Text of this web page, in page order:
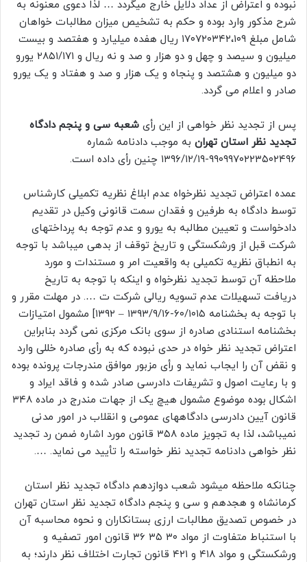
نبوده و اعتراض از عداد دلایل خارج میگردد … لذا دعوی معنونه به
شرح مذکور وارد بوده و حکم به تشخیص میزان مطالبات خواهان
شامل مبلغ ۱۷۰۷۲۰۳۴۲،۱۰۹ ریال هفده میلیارد و هفتصد و بیست
میلیون و سیصد و چهل و دو هزار و صد و نه ریال و ۲۸۵۱/۱۷۱ یورو
دو میلیون و هشتصد و پنجاه و یک هزار و صد و هفتاد و یک یورو
صادر و اعلام می گردد.
پس از تجدید نظر خواهی از این رأی شعبه سی و پنجم دادگاه
تجدید نظر استان تهران به موجب دادنامه شماره
۹۹۰۹۹۷۰۲۲۳۵۰۲۴۹۶-۱۳۹۶/۱۲/۱۹ چنین رأی داده است.
عمده اعتراض تجدید نظرخواه عدم ابلاغ نظریه تکمیلی کارشناس
توسط دادگاه به طرفین و فقدان سمت قانونی وکیل در تقدیم
دادخواست و تعیین مطالبه به یورو و عدم توجه به پرداختهای
شرکت قبل از ورشکستگی و تاریخ توقف از بدهی میباشد با توجه
به انطباق نظریه تکمیلی به واقعیت امر و مستندات و مورد
ملاحظه آن توسط تجدید نظرخواه و اینکه با توجه به تاریخ
دریافت تسهیلات عدم تسویه ریالی شرکت ت …. در مهلت مقرر و
با توجه به بخشنامه ۶۰/۱۰۱۵-۱۳۹۳/۹/۱۶ – ۱۳۹۲] مشمول امتیازات
بخشنامه استنادی صادره از سوی بانک مرکزی نمی گردد بنابراین
اعتراض تجدید نظر خواه در حدی نبوده که به رأی صادره خللی وارد
و نقض آن را ایجاب نماید و رأی مزبور موافق مندرجات پرونده بوده
و با رعایت اصول و تشریفات دادرسی صادر شده و فاقد ایراد و
اشکال بوده موضوع مشمول هیچ یک از جهات مندرج در ماده ۳۴۸
قانون آیین دادرسی دادگاههای عمومی و انقلاب در امور مدنی
نمیباشد، لذا به تجویز ماده ۳۵۸ قانون مورد اشاره ضمن رد تجدید
نظر خواهی دادنامه تجدید نظر خواسته را تأیید می نماید. ….
چنانکه ملاحظه میشود شعب دوازدهم دادگاه تجدید نظر استان
کرمانشاه و هجدهم و سی و پنجم دادگاه تجدید نظر استان تهران
در خصوص تصدیق مطالبات ارزی بستانکاران و نحوه محاسبه آن
با استنباط متفاوت از مواد ۳۰ ۳۵ ۳۶ قانون امور تصفیه و
ورشکستگی و مواد ۴۱۸ و ۴۲۱ قانون تجارت اختلاف نظر دارند؛ به